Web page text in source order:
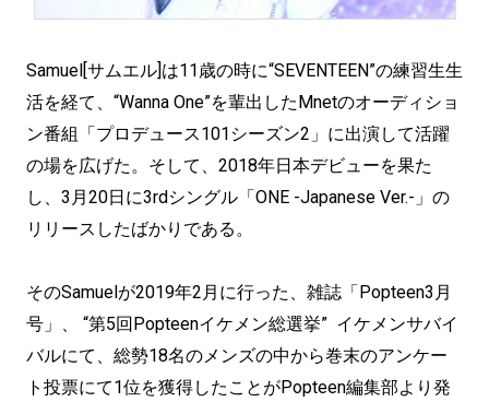
Samuel[サムエル]は11歳の時に“SEVENTEEN”の練習生生
活を経て、“Wanna One”を輩出したMnetのオーディショ
ン番組「プロデュース101シーズン2」に出演して活躍
の場を広げた。そして、2018年日本デビューを果た
し、3月20日に3rdシングル「ONE -Japanese Ver.-」の
リリースしたばかりである。
そのSamuelが2019年2月に行った、雑誌「Popteen3月
号」、 “第5回Popteenイケメン総選挙” イケメンサバイ
バルにて、総勢18名のメンズの中から巻末のアンケー
ト投票にて1位を獲得したことがPopteen編集部より発